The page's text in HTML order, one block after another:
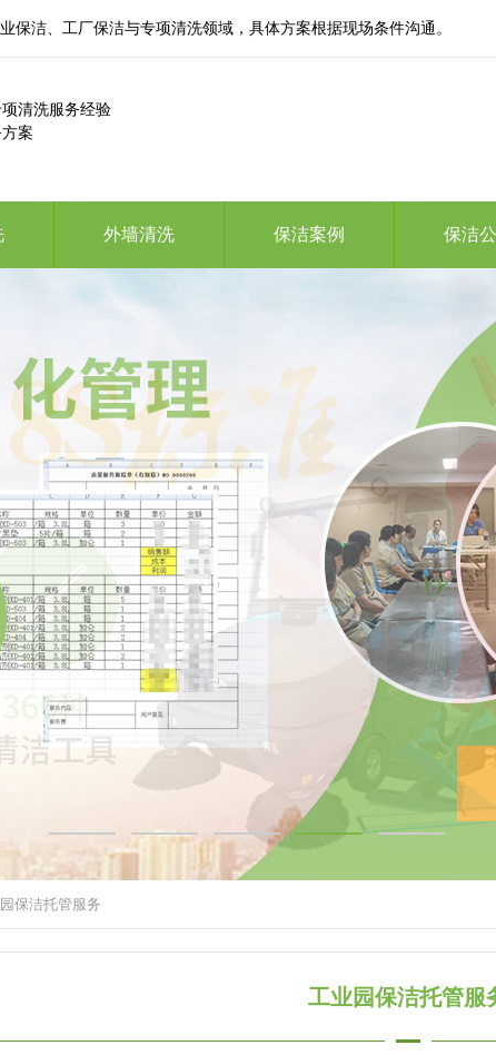
洁、工厂保洁与专项清洗领域，具体方案根据现场条件沟通。
清洗服务经验
案
外墙清洗 保洁案例 保洁
保洁托管服务
工业园保洁托管服